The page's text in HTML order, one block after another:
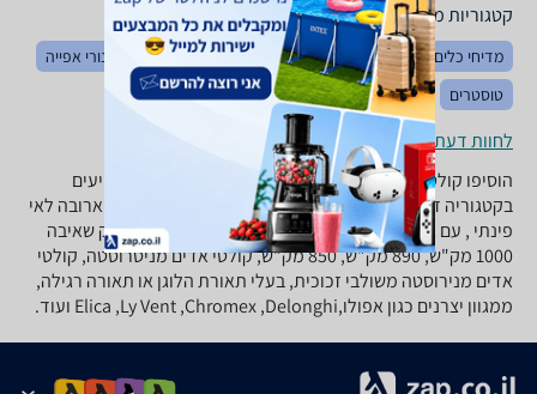
קטגוריות משלימות
מדיחי כלים מקפיאים מקררים כיריים מיקרוגלים
תנורי אפייה
טוסטרים
לחוות דעת ופרטי החנויות
הוסיפו קולט אדים למטבח שלכם, ממגוון קולטי אדים המופיעים
בקטגוריה זו: קולטי ארובה,קולט אדים מתחת לארון, קולטי ארובה לאי
פינתי , עם ארובה או ללא ארובת יציאה, קולטים בעלי הספק שאיבה
1000 מק"ש, 890 מק"ש, 850 מק"ש, קולטי אדים מניסרוסטה, קולטי
אדים מנירוסטה משולבי זכוכית, בעלי תאורת הלוגן או תאורה רגילה,
ממגוון יצרנים כגון אפולו,Elica ,Ly Vent ,Chromex ,Delonghi ועוד.